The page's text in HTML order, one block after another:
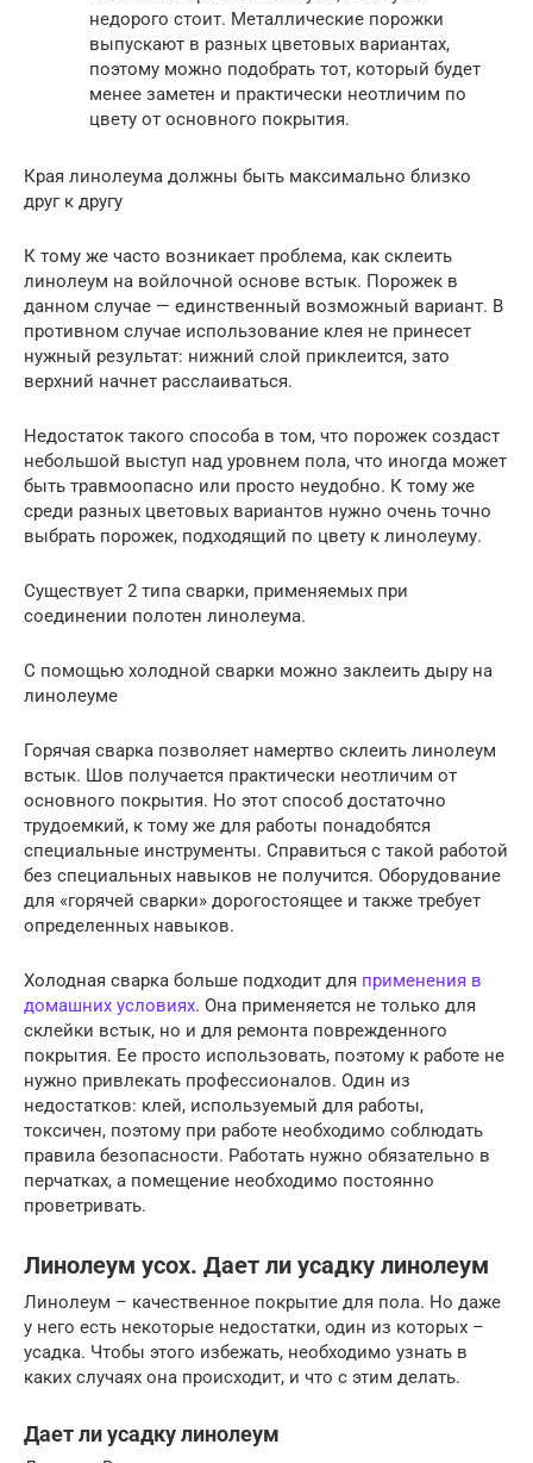
недорого стоит. Металлические порожки
выпускают в разных цветовых вариантах,
поэтому можно подобрать тот, который будет
менее заметен и практически неотличим по
цвету от основного покрытия.
Края линолеума должны быть максимально близко
друг к другу
К тому же часто возникает проблема, как склеить
линолеум на войлочной основе встык. Порожек в
данном случае — единственный возможный вариант. В
противном случае использование клея не принесет
нужный результат: нижний слой приклеится, зато
верхний начнет расслаиваться.
Недостаток такого способа в том, что порожек создаст
небольшой выступ над уровнем пола, что иногда может
быть травмоопасно или просто неудобно. К тому же
среди разных цветовых вариантов нужно очень точно
выбрать порожек, подходящий по цвету к линолеуму.
Существует 2 типа сварки, применяемых при
соединении полотен линолеума.
С помощью холодной сварки можно заклеить дыру на
линолеуме
Горячая сварка позволяет намертво склеить линолеум
встык. Шов получается практически неотличим от
основного покрытия. Но этот способ достаточно
трудоемкий, к тому же для работы понадобятся
специальные инструменты. Справиться с такой работой
без специальных навыков не получится. Оборудование
для «горячей сварки» дорогостоящее и также требует
определенных навыков.
Холодная сварка больше подходит для применения в
домашних условиях. Она применяется не только для
склейки встык, но и для ремонта поврежденного
покрытия. Ее просто использовать, поэтому к работе не
нужно привлекать профессионалов. Один из
недостатков: клей, используемый для работы,
токсичен, поэтому при работе необходимо соблюдать
правила безопасности. Работать нужно обязательно в
перчатках, а помещение необходимо постоянно
проветривать.
Линолеум усох. Дает ли усадку линолеум
Линолеум – качественное покрытие для пола. Но даже
у него есть некоторые недостатки, один из которых –
усадка. Чтобы этого избежать, необходимо узнать в
каких случаях она происходит, и что с этим делать.
Дает ли усадку линолеум